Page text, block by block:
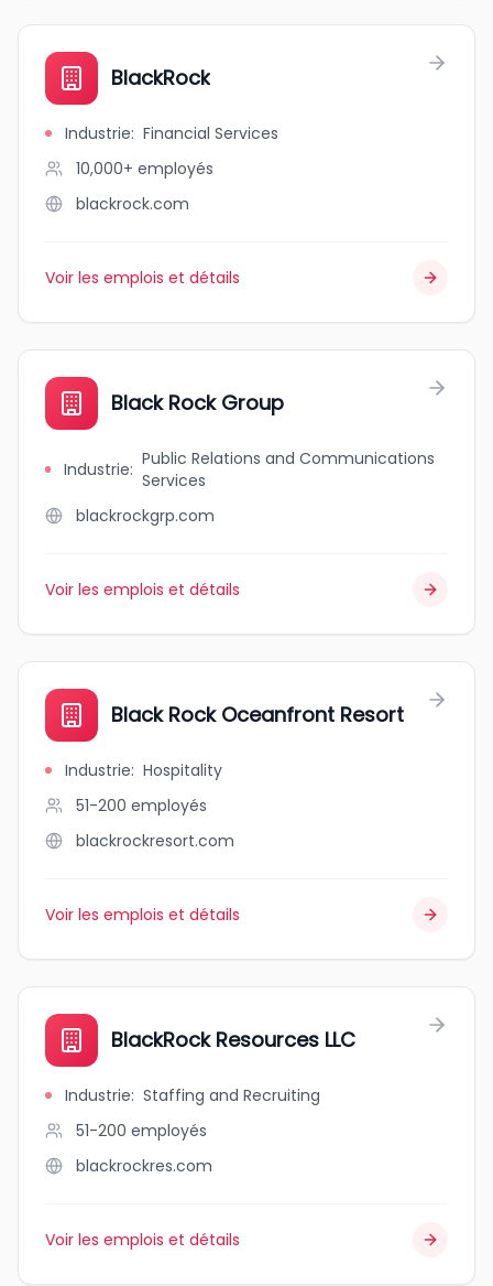
BlackRock
Industrie: Financial Services
10,000+ employés
blackrock.com
Voir les emplois et détails
Black Rock Group
Industrie: Public Relations and Communications
Services
blackrockgrp.com
Voir les emplois et détails
Black Rock Oceanfront Resort
Industrie: Hospitality
51-200 employés
blackrockresort.com
Voir les emplois et détails
BlackRock Resources LLC
Industrie: Staffing and Recruiting
51-200 employés
blackrockres.com
Voir les emplois et détails